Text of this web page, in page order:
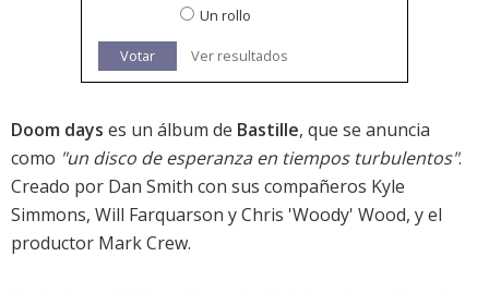
Un rollo
Votar Ver resultados
Doom days es un álbum de Bastille, que se anuncia
como "un disco de esperanza en tiempos turbulentos".
Creado por Dan Smith con sus compañeros Kyle
Simmons, Will Farquarson y Chris 'Woody' Wood, y el
productor Mark Crew.